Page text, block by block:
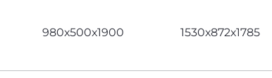
980х500х1900 1530х872х1785